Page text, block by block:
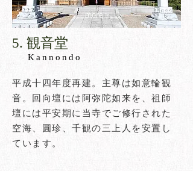
​5. 観音堂​
Kannondo
平成十四年度再建。主尊は如意輪観
音。回向壇には阿弥陀如来を、祖師
壇には平安期に当寺でご修行された
空海、圓珍、千観の三上人を安置し
ています。
more >